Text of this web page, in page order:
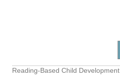
Reading-Based Child Development